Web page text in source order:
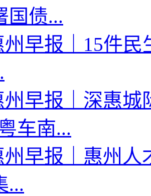
国债...
州早报｜15件
州早报｜深惠
车南...
州早报｜惠州
...